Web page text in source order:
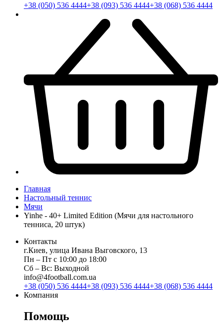
+38 (050) 536 4444+38 (093) 536 4444+38 (068) 536 4444
Главная
Настольный теннис
Мячи
Yinhe - 40+ Limited Edition (Мячи для настольного
тенниса, 20 штук)
Контакты
г.Киев, улица Ивана Выговского, 13
Пн ‒ Пт с 10:00 до 18:00
Сб ‒ Вс: Выходной
info@4football.com.ua
+38 (050) 536 4444+38 (093) 536 4444+38 (068) 536 4444
Компания
Помощь